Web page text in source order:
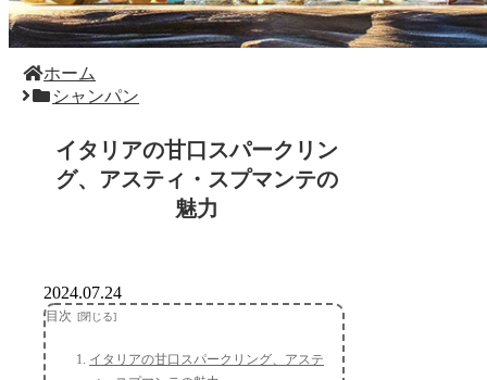
ホーム
シャンパン
イタリアの甘口スパークリン
グ、アスティ・スプマンテの
魅力
2024.07.24
目次
イタリアの甘口スパークリング、アステ